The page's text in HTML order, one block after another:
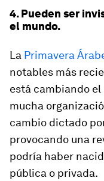
4. Pueden ser
el mundo.
La Primavera
notables más
está cambiando
mucha
cambio dictado
provocando una
podría haber
pública o privada.